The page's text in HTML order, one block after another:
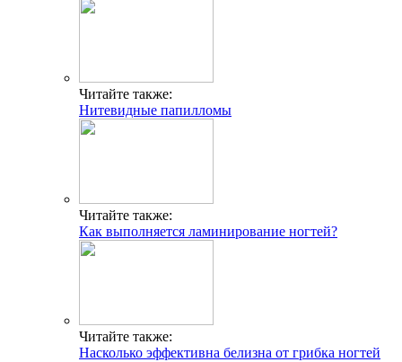
Читайте также:
Нитевидные папилломы
Читайте также:
Как выполняется ламинирование ногтей?
Читайте также:
Насколько эффективна белизна от грибка ногтей